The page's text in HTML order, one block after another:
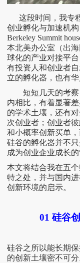
这段时间，我专
创业孵化与加速机构
Berkeley Summit
本北美办公室（出
球化的产业对接平
有投资人和创业者
立的孵化器，也有
短短几天的考
内相比，有着显著
的学术土壤，还有
次创业者；创业者
和小概率创新买单
硅谷的孵化器并不只
成为创业企业成长的
本文将结合我在五
特之处，并与国内
创新环境的启示。
01硅谷
硅谷之所以能长期
的创新土壤密不可